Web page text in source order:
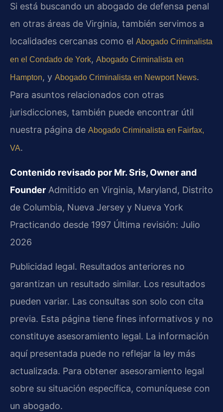
Si está buscando un abogado de defensa penal
en otras áreas de Virginia, también servimos a
localidades cercanas como el Abogado Criminalista
en el Condado de York, Abogado Criminalista en
Hampton, y Abogado Criminalista en Newport News.
Para asuntos relacionados con otras
jurisdicciones, también puede encontrar útil
nuestra página de Abogado Criminalista en Fairfax,
VA.
Contenido revisado por Mr. Sris, Owner and
Founder Admitido en Virginia, Maryland, Distrito
de Columbia, Nueva Jersey y Nueva York
Practicando desde 1997 Última revisión: Julio
2026
Publicidad legal. Resultados anteriores no
garantizan un resultado similar. Los resultados
pueden variar. Las consultas son solo con cita
previa. Esta página tiene fines informativos y no
constituye asesoramiento legal. La información
aquí presentada puede no reflejar la ley más
actualizada. Para obtener asesoramiento legal
sobre su situación específica, comuníquese con
un abogado.